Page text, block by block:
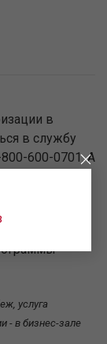
в
в службу
600-0701. А
бизнес-
услуга
- в бизнес-зале